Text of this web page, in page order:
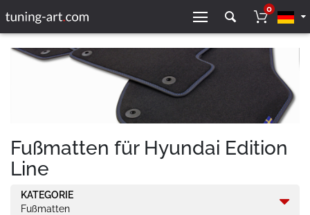
0
Fußmatten für Hyundai Edition
Line
KATEGORIE
Fußmatten